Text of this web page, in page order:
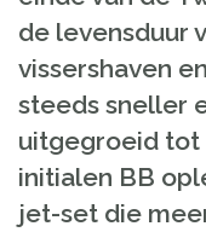
de levensduur
vissershaven
steeds sneller
uitgegroeid tot
initialen BB
jet-set die